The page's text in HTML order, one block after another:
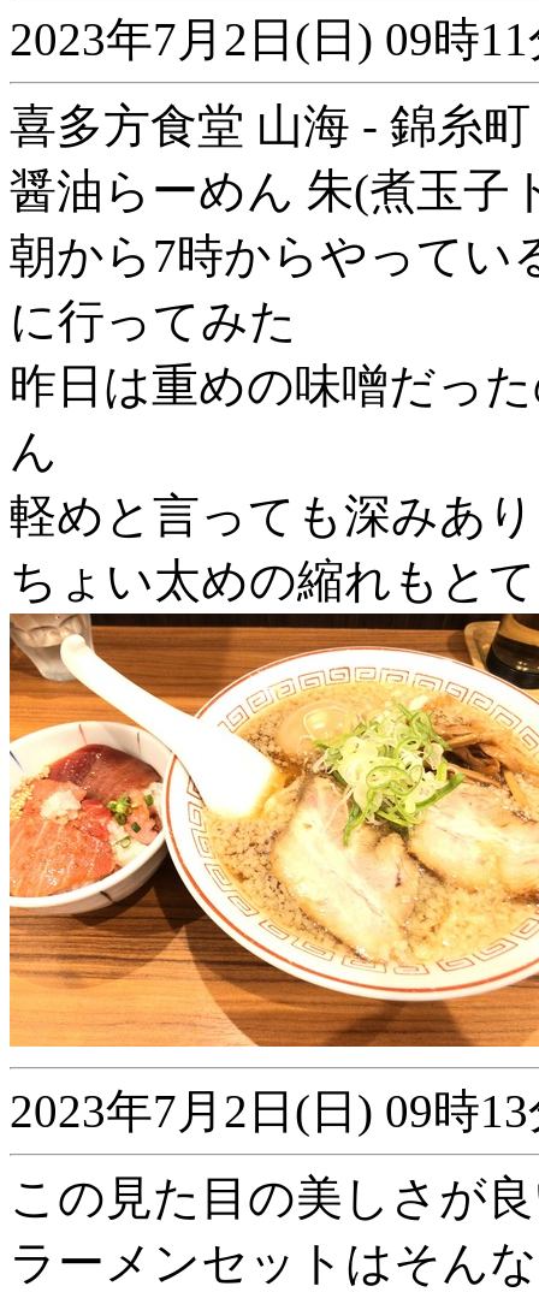
2023年7月2日(日) 09時
喜多方食堂 山海 - 錦糸町
醤油らーめん 朱(煮玉子
朝から7時からやってい
に行ってみた
昨日は重めの味噌だっ
ん
軽めと言っても深みあ
ちょい太めの縮れもと
2023年7月2日(日) 09時
この見た目の美しさが
ラーメンセットはそん